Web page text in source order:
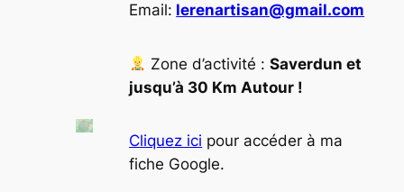
Email: lerenartisan@gmail.com
Zone d’activité :Saverdun et
jusqu’à 30 Km Autour !
Cliquez ici pour accéder à ma
fiche Google.